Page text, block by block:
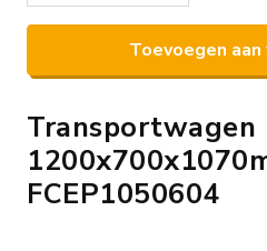
Toevoegen
Transportwagen
FCEP1050604